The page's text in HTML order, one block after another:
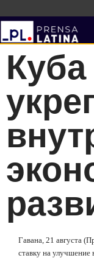
Куба
Гавана, 21 августа
ставку на улучшение